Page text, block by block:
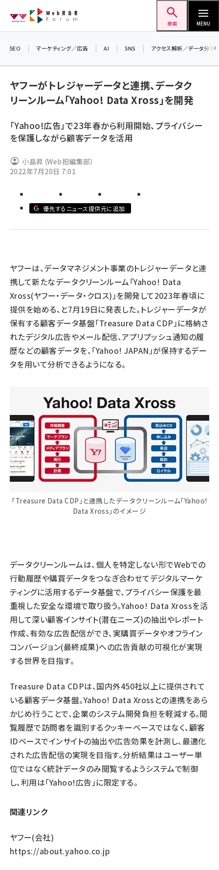
ン
検索 MENU
ai (2804)
note (2312)
z世代 (1622)
SEO マーケティング／広告 AI SNS アクセス解析／データ分析
ヤフーがトレジャーデータと連携、データク
リーンルーム「Yahoo! Data Xross」を開発
「Yahoo!広告」で23年春から利用開始、プライバシー
を保護しながら顧客データを活用
小島昇（Web担編集部）
2022年7月20日 7:01
優先するニュース提供元に追加
ヤフーは、データマネジメント事業のトレジャーデータと連
携して新たなデータクリーンルーム「Yahoo! Data
Xross(ヤフー・データ・クロス)」を開発して2023年春頃に
提供を始める、と7月19日に発表した。トレジャーデータが
保有する顧客データ基盤「Treasure Data CDP」に格納さ
れたデジタル広告やメール配信、アプリプッシュ通知の履
歴などの顧客データを、「Yahoo! JAPAN」が保持するデー
タを用いて分析できるようになる。
「Treasure Data CDP」と連携したデータクリーンルーム「Yahoo!
Data Xross」のイメージ
データクリーンルームは、個人を特定しない形でWebでの
行動履歴や購買データをつなぎ合わせてデジタルマーケ
ティングに活用するデータ基盤で、プライバシー保護を最
重視した安全な環境で取り扱う。Yahoo! Data Xrossを活
用して深い顧客インサイト(潜在ニーズ)の抽出やレポート
作成、有効な広告配信ができ、実購買データやオフライン
コンバージョン(最終成果)への広告貢献の可視化が実現
する世界を目指す。
Treasure Data CDPは、国内外450社以上に提供されて
いる顧客データ基盤。Yahoo! Data Xrossとの連携をあら
かじめ行うことで、企業のシステム開発負担を軽減する。閲
覧履歴で訪問者を識別するクッキーベースではなく、顧客
IDベースでインサイトの抽出や広告効果を計測し、最適化
された広告配信の実現を目指す。分析結果はユーザー単
位ではなく統計データのみ閲覧するようシステムで制御
し、利用は「Yahoo!広告」に限定する。
関連リンク
ヤフー(会社)
https://about.yahoo.co.jp